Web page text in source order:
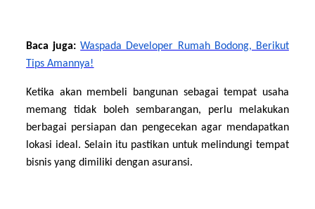
Baca juga:Waspada Developer Rumah Bodong, Berikut
Tips Amannya!
Ketika akan membeli bangunan sebagai tempat usaha
memang tidak boleh sembarangan, perlu melakukan
berbagai persiapan dan pengecekan agar mendapatkan
lokasi ideal. Selain itu pastikan untuk melindungi tempat
bisnis yang dimiliki dengan asuransi.